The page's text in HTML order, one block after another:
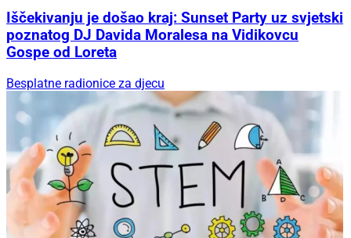
Iščekivanju je došao kraj: Sunset Party uz svjetski
poznatog DJ Davida Moralesa na Vidikovcu
Gospe od Loreta
Besplatne radionice za djecu